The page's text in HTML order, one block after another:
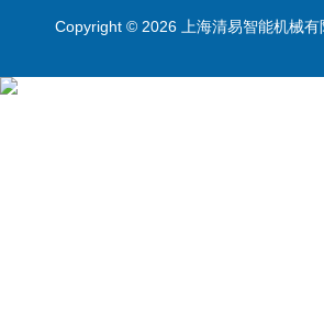
Copyright © 2026 上海清易智能机械